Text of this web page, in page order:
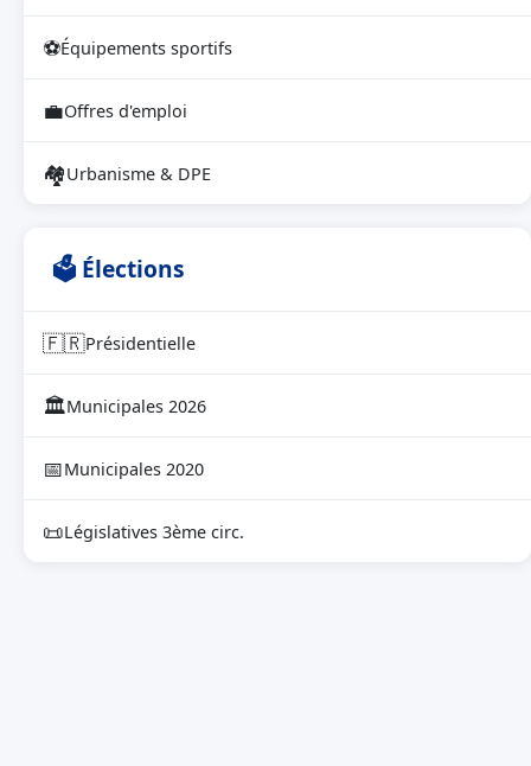
⚽Équipements sportifs
💼Offres d'emploi
🏘Urbanisme & DPE
🗳 Élections
🇫🇷Présidentielle
🏛Municipales 2026
📅Municipales 2020
📜Législatives 3ème circ.